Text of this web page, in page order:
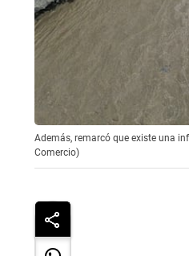
Además, remarcó que existe una
Comercio)